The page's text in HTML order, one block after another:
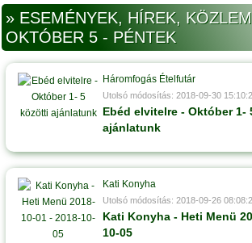
» ESEMÉNYEK, HÍREK,
OKTÓBER 5 - PÉNTEK
Háromfogás Ételfutár
Utolsó módosítás: 2018-09-30
Ebéd elvitelre - Október 1-
ajánlatunk
Kati Konyha
Utolsó módosítás: 2018-09-26
Kati Konyha - Heti Menü
10-05